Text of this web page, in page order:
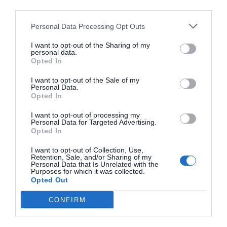
Personal Data Processing Opt Outs
I want to opt-out of the Sharing of my
personal data.
Opted In
I want to opt-out of the Sale of my
Personal Data.
Opted In
I want to opt-out of processing my
Personal Data for Targeted Advertising.
Opted In
I want to opt-out of Collection, Use,
Retention, Sale, and/or Sharing of my
Personal Data that Is Unrelated with the
Purposes for which it was collected.
Opted Out
CONFIRM